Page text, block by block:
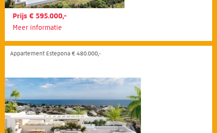
Prijs € 595.000,-
Meer informatie
Appartement Estepona € 480.000,-